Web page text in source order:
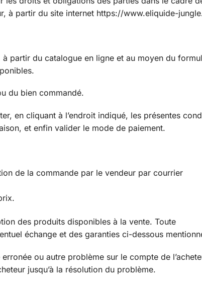
à partir du site internet https://www.eliquide-
partir du catalogue en ligne et au moyen du
du bien commandé.
en cliquant à l’endroit indiqué, les présentes
et enfin valider le mode de paiement.
de la commande par le vendeur par courrier
des produits disponibles à la vente. Toute
échange et des garanties ci-dessous
ou autre problème sur le compte de
jusqu’à la résolution du problème.